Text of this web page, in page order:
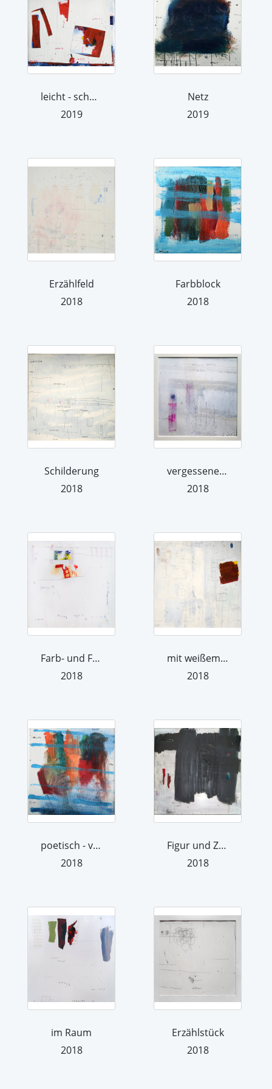
leicht - schwankend
2019
Netz
2019
Erzählfeld
2018
Farbblock
2018
Schilderung
2018
vergessene Spur
2018
Farb- und Formstrecken
2018
mit weißem Leerraum
2018
poetisch - verbunden
2018
Figur und Zeichen
2018
im Raum
2018
Erzählstück
2018